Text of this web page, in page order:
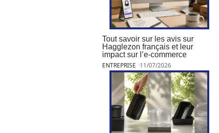
Tout savoir sur les avis sur
Hagglezon français et leur
impact sur l’e-commerce
ENTREPRISE 11/07/2026